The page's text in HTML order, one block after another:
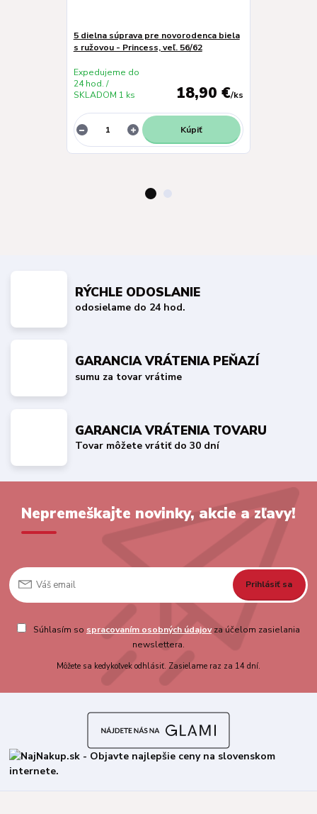
5 dielna súprava pre novorodenca biela
s ružovou - Princess, veľ. 56/62
18,90 €/ks
Expedujeme do
24 hod. /
SKLADOM 1 ks
Kúpiť
RÝCHLE ODOSLANIE
odosielame do 24 hod.
GARANCIA VRÁTENIA PEŇAZÍ
sumu za tovar vrátime
GARANCIA VRÁTENIA TOVARU
Tovar môžete vrátiť do 30 dní
Nepremeškajte novinky, akcie a zľavy!
Prihlásiť sa
Súhlasím so spracovaním osobných údajovza účelom zasielania
newslettera.
Môžete sa kedykoľvek odhlásiť. Zasielame raz za 14 dní.